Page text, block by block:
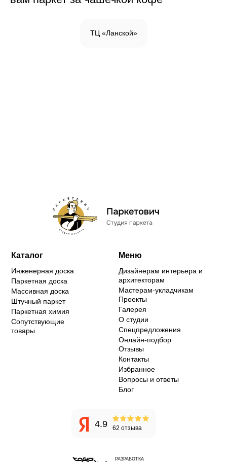
ТЦ «Ланской»
Каталог
Инженерная доска
Паркетная доска
Массивная доска
Штучный паркет
Паркетная химия
Сопутствующие
товары
Меню
Дизайнерам интерьера и
архитекторам
Мастерам-укладчикам
Проекты
Галерея
О студии
Спецпредложения
Онлайн-подбор
Отзывы
Контакты
Избранное
Вопросы и ответы
Блог
4.9 62 отзыва
РАЗРАБОТКА